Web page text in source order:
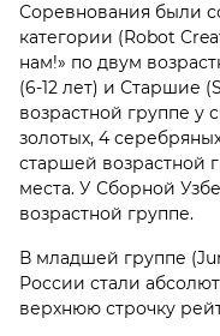
Соревнования были
категории (Robot
нам!» по двум
(6-12 лет) и Старшие
возрастной группе у
золотых, 4
старшей возрастной
места. У Сборной
возрастной группе.
В младшей группе
России стали
верхнюю строчку